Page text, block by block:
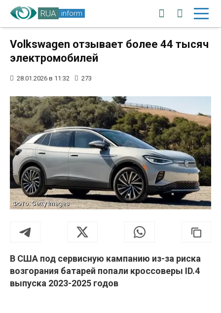
RUA inform
Volkswagen отзывает более 44 тысяч
электромобилей
28.01.2026 в 11:32 273
Фото: Getty Images
В США под сервисную кампанию из-за риска
возгорания батарей попали кроссоверы ID.4
выпуска 2023-2025 годов